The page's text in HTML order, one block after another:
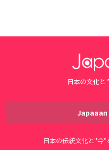
日本の文化と
Japaaan
日本の伝統文化と"今